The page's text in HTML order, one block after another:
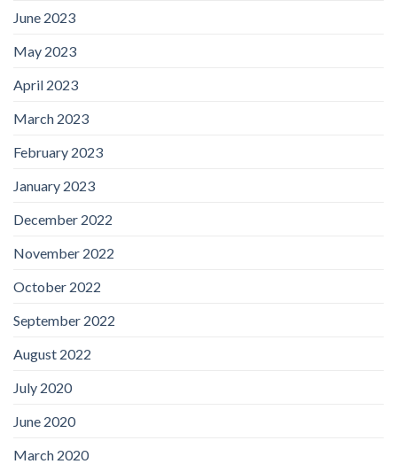
June 2023
May 2023
April 2023
March 2023
February 2023
January 2023
December 2022
November 2022
October 2022
September 2022
August 2022
July 2020
June 2020
March 2020